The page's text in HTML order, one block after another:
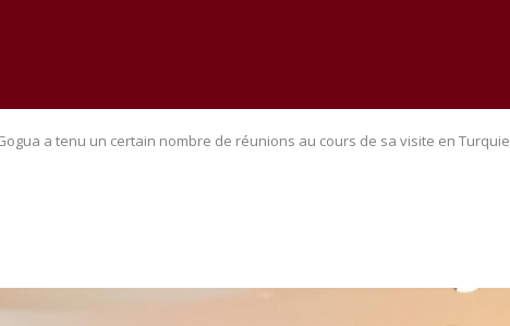
a tenu un certain nombre de réunions au cours de sa visite en Turquie